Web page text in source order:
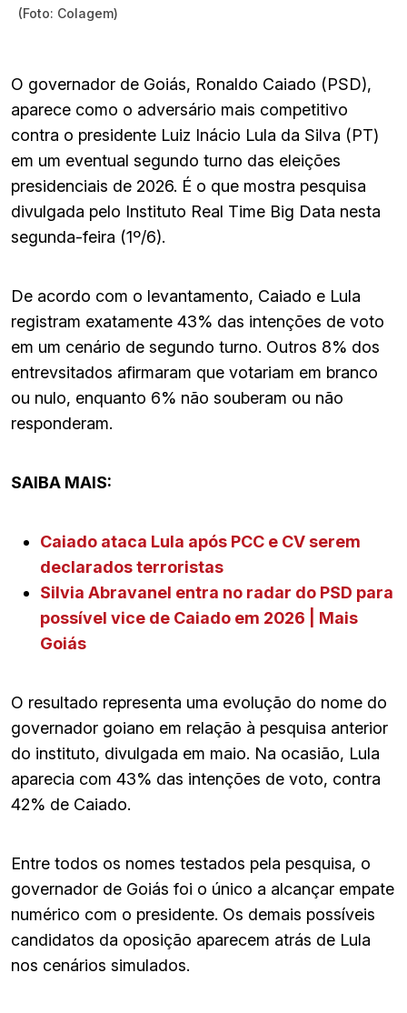
(Foto: Colagem)
O governador de Goiás, Ronaldo Caiado (PSD),
aparece como o adversário mais competitivo
contra o presidente Luiz Inácio Lula da Silva (PT)
em um eventual segundo turno das eleições
presidenciais de 2026. É o que mostra pesquisa
divulgada pelo Instituto Real Time Big Data nesta
segunda-feira (1º/6).
De acordo com o levantamento, Caiado e Lula
registram exatamente 43% das intenções de voto
em um cenário de segundo turno. Outros 8% dos
entrevsitados afirmaram que votariam em branco
ou nulo, enquanto 6% não souberam ou não
responderam.
SAIBA MAIS:
Caiado ataca Lula após PCC e CV serem
declarados terroristas
Silvia Abravanel entra no radar do PSD para
possível vice de Caiado em 2026 | Mais
Goiás
O resultado representa uma evolução do nome do
governador goiano em relação à pesquisa anterior
do instituto, divulgada em maio. Na ocasião, Lula
aparecia com 43% das intenções de voto, contra
42% de Caiado.
Entre todos os nomes testados pela pesquisa, o
governador de Goiás foi o único a alcançar empate
numérico com o presidente. Os demais possíveis
candidatos da oposição aparecem atrás de Lula
nos cenários simulados.